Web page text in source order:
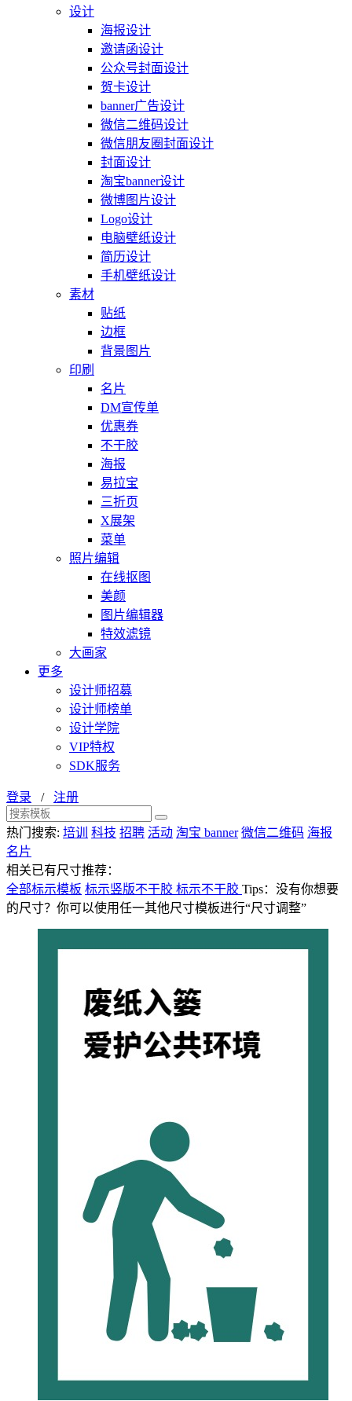
设计
海报设计
邀请函设计
公众号封面设计
贺卡设计
banner广告设计
微信二维码设计
微信朋友圈封面设计
封面设计
淘宝banner设计
微博图片设计
Logo设计
电脑壁纸设计
简历设计
手机壁纸设计
素材
贴纸
边框
背景图片
印刷
名片
DM宣传单
优惠券
不干胶
海报
易拉宝
三折页
X展架
菜单
照片编辑
在线抠图
美颜
图片编辑器
特效滤镜
大画家
更多
设计师招募
设计师榜单
设计学院
VIP特权
SDK服务
登录 / 注册
热门搜索: 培训 科技 招聘 活动 淘宝 banner 微信二维码 海报
名片
相关已有尺寸推荐：
全部标示模板 标示竖版不干胶 标示不干胶 Tips：没有你想要
的尺寸？你可以使用任一其他尺寸模板进行“尺寸调整”